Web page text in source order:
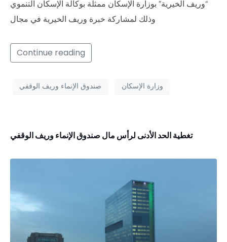
“وريف الخيرية” بوزارة الإسكان ممثلة بوكالة الإسكان التنموي
وذلك لمشاركة خبرة وريف الخيرية في مجال
Continue reading
صندوق الإنماء وريف الوقفي وزارة الإسكان
تغطية الحد الأدنى لرأس مال صندوق الإنماء وريف الوقفي